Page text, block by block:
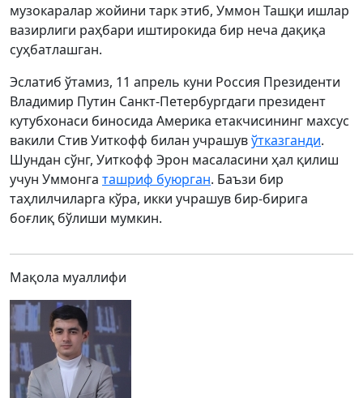
музокаралар жойини тарк этиб, Уммон Ташқи ишлар
вазирлиги раҳбари иштирокида бир неча дақиқа
суҳбатлашган.
Эслатиб ўтамиз, 11 апрель куни Россия Президенти
Владимир Путин Санкт-Петербургдаги президент
кутубхонаси биносида Америка етакчисининг махсус
вакили Стив Уиткофф билан учрашувўтказганди.
Шундан сўнг, Уиткофф Эрон масаласини ҳал қилиш
учун Уммонга ташриф буюрган. Баъзи бир
таҳлилчиларга кўра, икки учрашув бир-бирига
боғлиқ бўлиши мумкин.
Мақола муаллифи